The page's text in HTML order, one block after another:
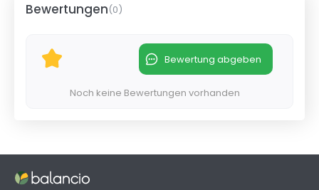
Bewertungen(0)
Bewertung abgeben
Noch keine Bewertungen vorhanden